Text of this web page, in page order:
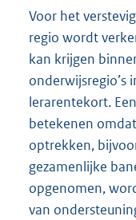
Voor het
regio wordt
kan krijgen
onderwijsregio’s
lerarentekort.
betekenen
optrekken,
gezamenlijke
opgenomen,
van